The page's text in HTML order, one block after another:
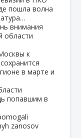
пошла волна
внимания
области
в марте и
попавшим в